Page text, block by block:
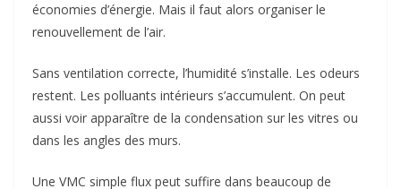
économies d’énergie. Mais il faut alors organiser le
renouvellement de l’air.
Sans ventilation correcte, l’humidité s’installe. Les odeurs
restent. Les polluants intérieurs s’accumulent. On peut
aussi voir apparaître de la condensation sur les vitres ou
dans les angles des murs.
Une VMC simple flux peut suffire dans beaucoup de